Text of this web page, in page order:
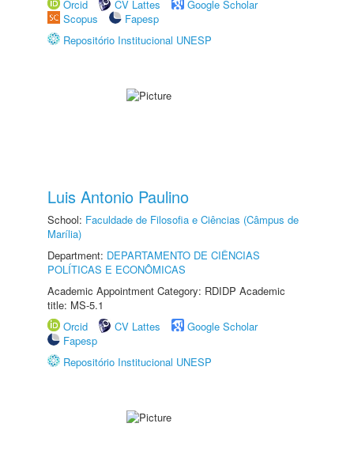
Orcid
CV Lattes
Google Scholar
Scopus
Fapesp
Repositório Institucional UNESP
Luis Antonio Paulino
School: Faculdade de Filosofia e Ciências (Câmpus de
Marília)
Department: DEPARTAMENTO DE CIÊNCIAS
POLÍTICAS E ECONÔMICAS
Academic Appointment Category: RDIDP Academic
title: MS-5.1
Orcid
CV Lattes
Google Scholar
Fapesp
Repositório Institucional UNESP